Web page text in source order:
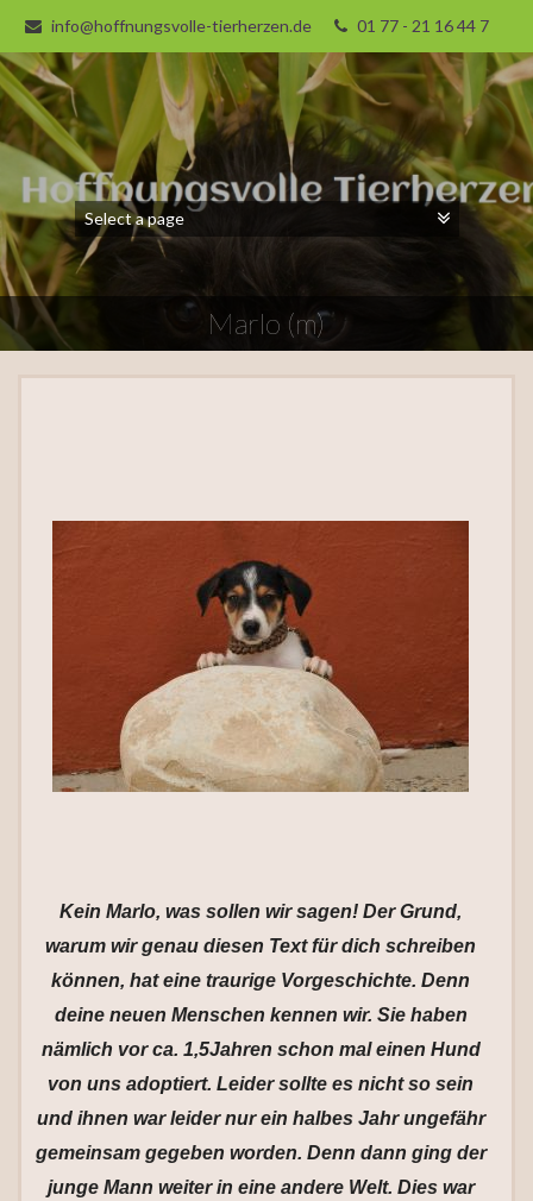
info@hoffnungsvolle-tierherzen.de 01 77 - 21 16 44 7
Marlo (m)
Kein Marlo, was sollen wir sagen! Der Grund,
warum wir genau diesen Text für dich schreiben
können, hat eine traurige Vorgeschichte. Denn
deine neuen Menschen kennen wir. Sie haben
nämlich vor ca. 1,5Jahren schon mal einen Hund
von uns adoptiert. Leider sollte es nicht so sein
und ihnen war leider nur ein halbes Jahr ungefähr
gemeinsam gegeben worden. Denn dann ging der
junge Mann weiter in eine andere Welt. Dies war